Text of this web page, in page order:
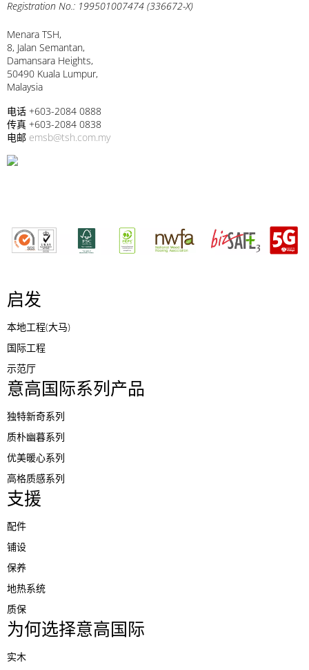
Registration No.: 199501007474 (336672-X)
Menara TSH,
8, Jalan Semantan,
Damansara Heights,
50490 Kuala Lumpur,
Malaysia
电话 +603-2084 0888
传真 +603-2084 0838
电邮 emsb@tsh.com.my
启发
本地工程(大马)
国际工程
示范厅
意高国际系列产品
独特新奇系列
质朴幽暮系列
优美暖心系列
高格质感系列
支援
配件
铺设
保养
地热系统
质保
为何选择意高国际
实木